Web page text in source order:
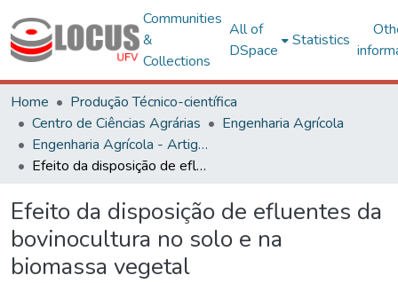
Communities
&
Collections
All of
DSpace
Statistics
Home
Produção Técnico-científica
Centro de Ciências Agrárias
Engenharia Agrícola
Engenharia Agrícola - Artigos
Efeito da disposição de efluentes da bovinocultura no solo e na biomassa vegetal
Efeito da disposição de efluentes da
bovinocultura no solo e na
biomassa vegetal